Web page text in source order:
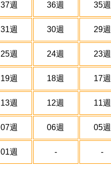
37週 36週 35週
31週 30週 29週
25週 24週 23週
19週 18週 17週
13週 12週 11週
07週 06週 05週
01週 - -